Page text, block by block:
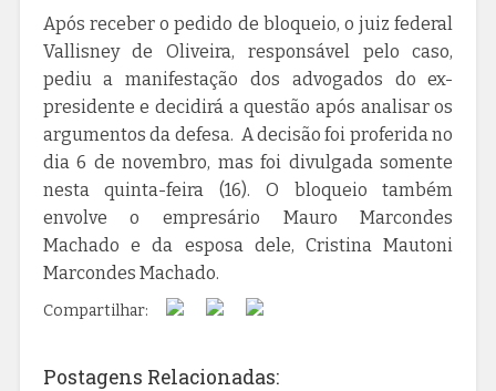
Após receber o pedido de bloqueio, o juiz federal
Vallisney de Oliveira, responsável pelo caso,
pediu a manifestação dos advogados do ex-
presidente e decidirá a questão após analisar os
argumentos da defesa. A decisão foi proferida no
dia 6 de novembro, mas foi divulgada somente
nesta quinta-feira (16). O bloqueio também
envolve o empresário Mauro Marcondes
Machado e da esposa dele, Cristina Mautoni
Marcondes Machado.
Compartilhar:
Postagens Relacionadas: